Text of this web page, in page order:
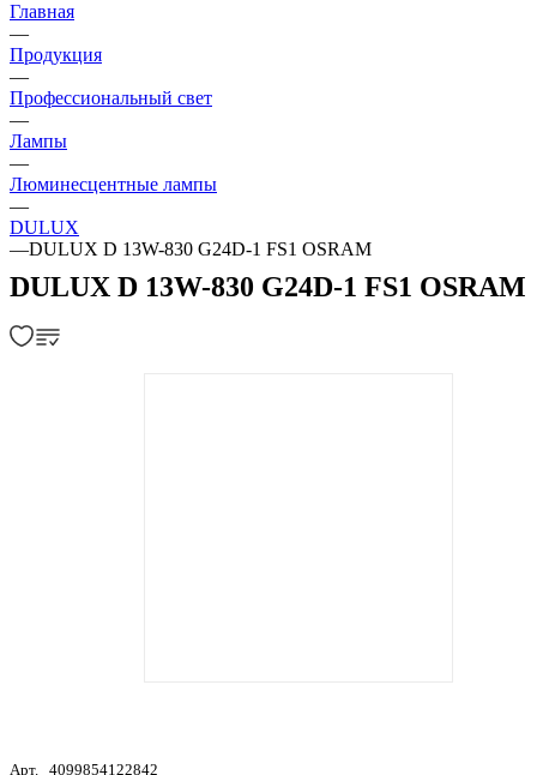
Главная
—
Продукция
—
Профессиональный свет
—
Лампы
—
Люминесцентные лампы
—
DULUX
—DULUX D 13W-830 G24D-1 FS1 OSRAM
DULUX D 13W-830 G24D-1 FS1 OSRAM
Арт. 4099854122842